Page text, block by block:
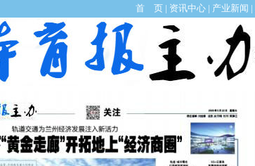
首 页| 资讯中心| 产业新闻 |